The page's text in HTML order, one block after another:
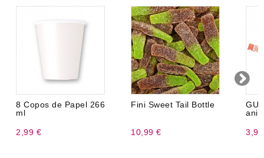
8 Copos de Papel 266
ml
2,99 €
Fini Sweet Tail Bottle
10,99 €